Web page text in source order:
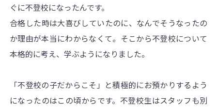
ぐに不登校になったんです。
合格した時は大喜びしていたのに、なんでそうなったの
か理由が本当にわからなくて。そこから不登校について
本格的に考え、学ぶようになりました。
「不登校の子だからこそ」と積極的にお預かりするよう
になったのはこの頃からです。不登校生はスタッフも別